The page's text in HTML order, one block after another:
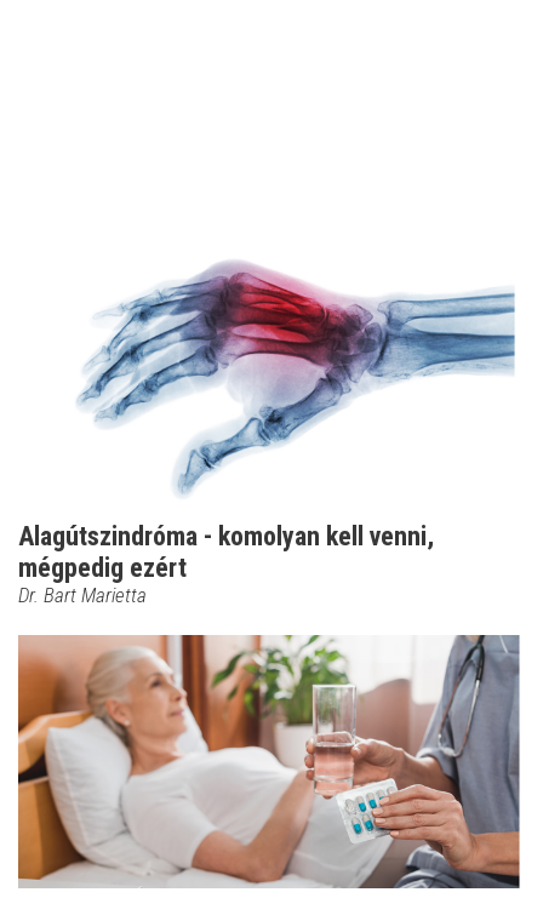
Alagútszindróma - komolyan kell venni,
mégpedig ezért
Dr. Bart Marietta